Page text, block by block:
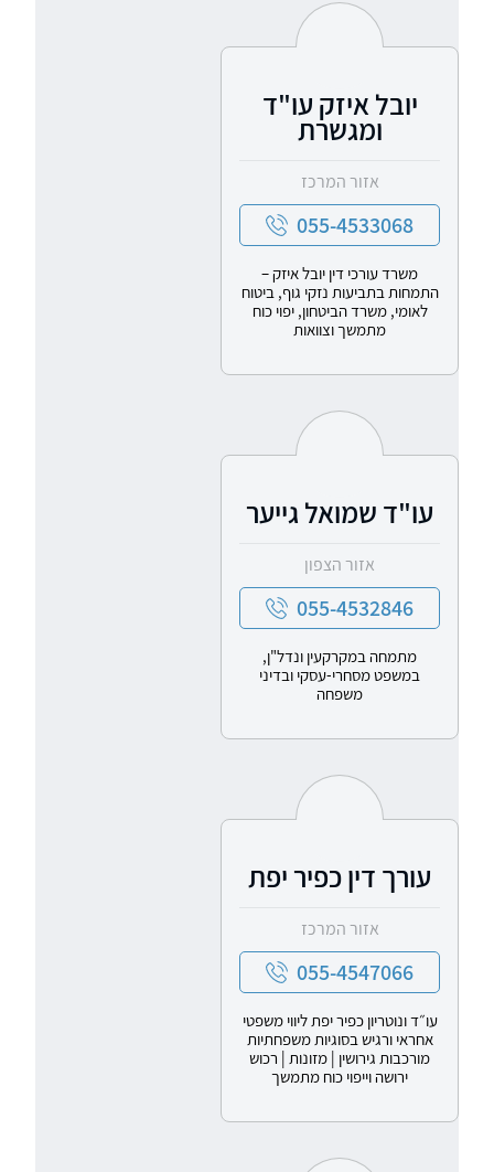
יובל איזק עו"ד
ומגשרת
אזור המרכז
055-4533068
משרד עורכי דין יובל איזק –
התמחות בתביעות נזקי גוף, ביטוח
לאומי, משרד הביטחון, יפוי כוח
מתמשך וצוואות
עו"ד שמואל גייער
אזור הצפון
055-4532846
מתמחה במקרקעין ונדל"ן,
במשפט מסחרי-עסקי ובדיני
משפחה
עורך דין כפיר יפת
אזור המרכז
055-4547066
עו״ד ונוטריון כפיר יפת ליווי משפטי
אחראי ורגיש בסוגיות משפחתיות
מורכבות גירושין | מזונות | רכוש
ירושה וייפוי כוח מתמשך